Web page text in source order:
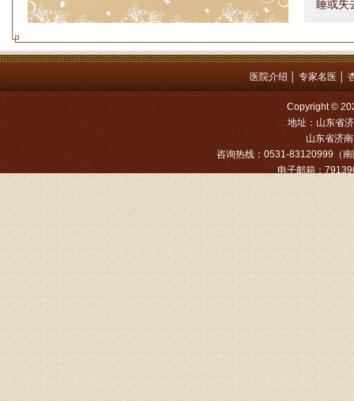
问题都
是：
病情描
专家回
姓名：
病情描
专家回
姓名：
病情描
物灌注
由于你
来院就
姓名：
医院介绍 专家名医
Copyright ©
地址：山东省
山东省济南
咨询热线：0531-83120999（
电子邮箱：